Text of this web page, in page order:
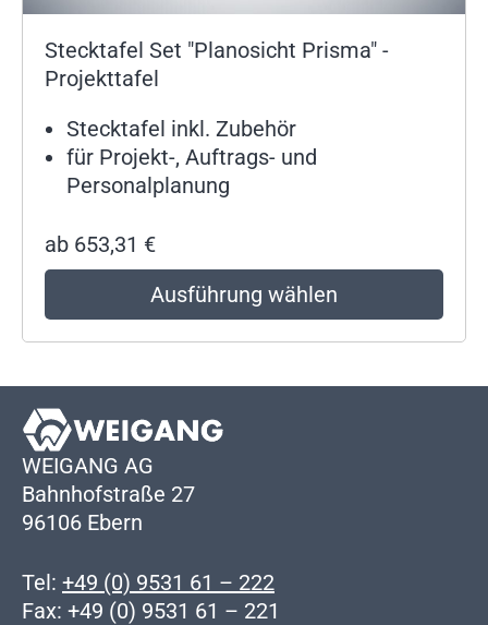
Stecktafel Set "Planosicht Prisma" -
Projekttafel
Stecktafel inkl. Zubehör
für Projekt-, Auftrags- und
Personalplanung
ab 653,31 €
Ausführung wählen
WEIGANG AG
Bahnhofstraße 27
96106 Ebern
Tel: +49 (0) 9531 61 – 222
Fax: +49 (0) 9531 61 – 221